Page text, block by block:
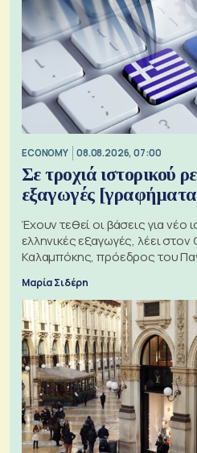
ECONOMY 08.08.2026, 07:00
Σε τροχιά ιστορικού
εξαγωγές
Έχουν τεθεί οι βάσεις για νέο
ελληνικές εξαγωγές, λέει στον
Καλαμπόκης, πρόεδρος του
Μαρία Σιδέρη